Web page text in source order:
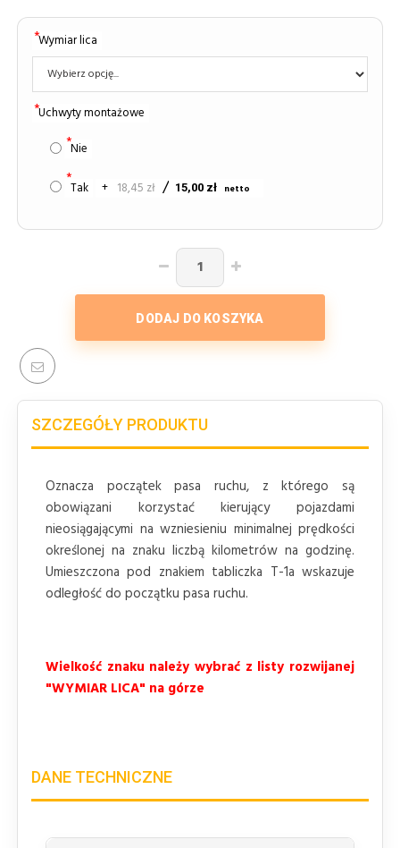
Wymiar lica
Uchwyty montażowe
Nie
Tak + 18,45 zł 15,00 zł
DODAJ DO KOSZYKA
SZCZEGÓŁY PRODUKTU
Oznacza początek pasa ruchu, z którego są
obowiązani korzystać kierujący pojazdami
nieosiągającymi na wzniesieniu minimalnej prędkości
określonej na znaku liczbą kilometrów na godzinę.
Umieszczona pod znakiem tabliczka T-1a wskazuje
odległość do początku pasa ruchu.
Wielkość znaku należy wybrać z listy rozwijanej
"WYMIAR LICA" na górze
DANE TECHNICZNE